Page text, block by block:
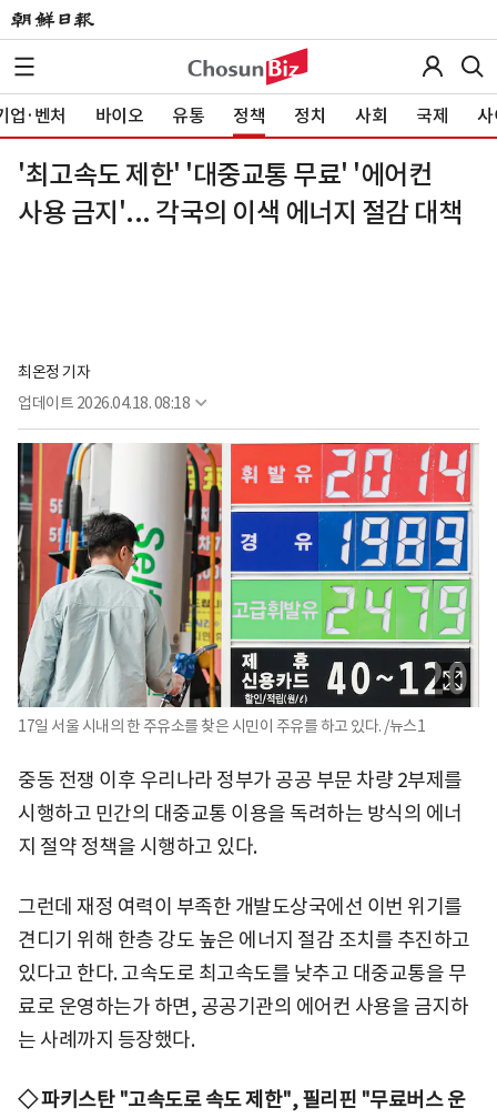
업·벤처 바이오 유통 정책 정치 사회 국제 사
'최고속도 제한' '대중교통 무료' '에어컨
사용 금지'... 각국의 이색 에너지 절감 대책
최온정 기자
업데이트 2026.04.18. 08:18
17일 서울 시내의 한 주유소를 찾은 시민이 주유를 하고 있다. /뉴스1
중동 전쟁 이후 우리나라 정부가 공공 부문 차량 2부제를
시행하고 민간의 대중교통 이용을 독려하는 방식의 에너
지 절약 정책을 시행하고 있다.
그런데 재정 여력이 부족한 개발도상국에선 이번 위기를
견디기 위해 한층 강도 높은 에너지 절감 조치를 추진하고
있다고 한다. 고속도로 최고속도를 낮추고 대중교통을 무
료로 운영하는가 하면, 공공기관의 에어컨 사용을 금지하
는 사례까지 등장했다.
◇ 파키스탄 "고속도로 속도 제한", 필리핀 "무료버스 운